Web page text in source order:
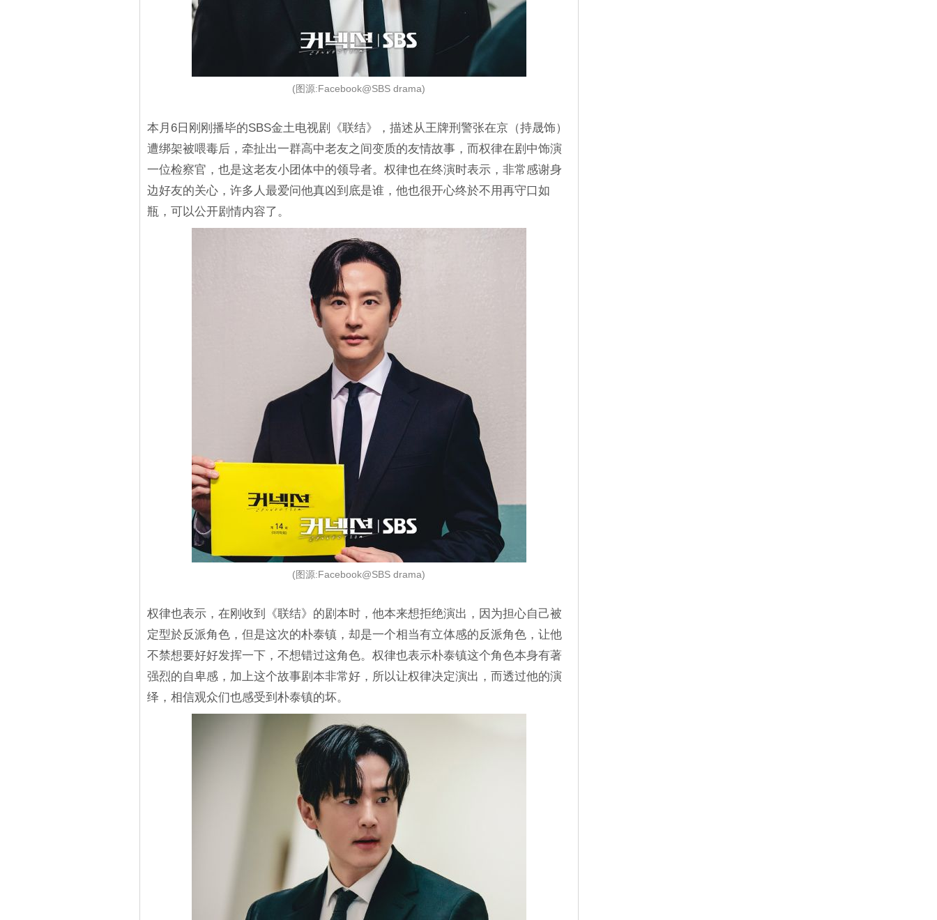
(图源:Facebook@SBS drama)
本月6日刚刚播毕的SBS金土电视剧《联结》，描述从王牌刑警张在京（持晟饰）
遭绑架被喂毒后，牵扯出一群高中老友之间变质的友情故事，而权律在剧中饰演
一位检察官，也是这老友小团体中的领导者。权律也在终演时表示，非常感谢身
边好友的关心，许多人最爱问他真凶到底是谁，他也很开心终於不用再守口如
瓶，可以公开剧情内容了。
(图源:Facebook@SBS drama)
权律也表示，在刚收到《联结》的剧本时，他本来想拒绝演出，因为担心自己被
定型於反派角色，但是这次的朴泰镇，却是一个相当有立体感的反派角色，让他
不禁想要好好发挥一下，不想错过这角色。权律也表示朴泰镇这个角色本身有著
强烈的自卑感，加上这个故事剧本非常好，所以让权律决定演出，而透过他的演
绎，相信观众们也感受到朴泰镇的坏。